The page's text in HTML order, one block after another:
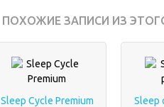
ПОХОЖИЕ ЗАПИСИ ИЗ
Sleep Cycle Premium Sleep